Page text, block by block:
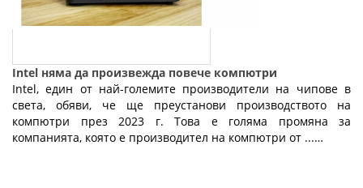
Intel няма да произвежда повече компютри
Intel, един от най-големите производители на чипове в
света, обяви, че ще преустанови производството на
компютри през 2023 г. Това е голяма промяна за
компанията, която е производител на компютри от ...…